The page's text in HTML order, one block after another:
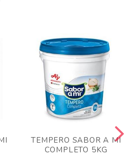
TEMPERO SABOR A MI
COMPLETO 5KG